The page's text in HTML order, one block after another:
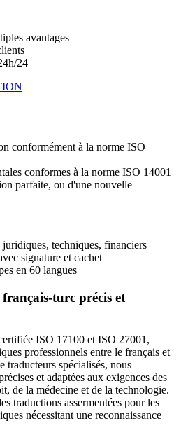
avantages
24
conformément à la norme ISO
conformes à la norme ISO 14001
parfaite, ou d'une nouvelle
techniques, financiers
signature et cachet
en 60 langues
turc précis et
ISO 17100 et ISO 27001,
professionnels entre le français et
traducteurs spécialisés, nous
et adaptées aux exigences des
de la médecine et de la technologie.
traductions assermentées pour les
nécessitant une reconnaissance